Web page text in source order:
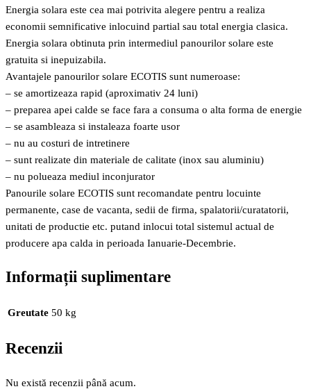
Energia solara este cea mai potrivita alegere pentru a realiza
economii semnificative inlocuind partial sau total energia clasica.
Energia solara obtinuta prin intermediul panourilor solare este
gratuita si inepuizabila.
Avantajele panourilor solare ECOTIS sunt numeroase:
– se amortizeaza rapid (aproximativ 24 luni)
– preparea apei calde se face fara a consuma o alta forma de energie
– se asambleaza si instaleaza foarte usor
– nu au costuri de intretinere
– sunt realizate din materiale de calitate (inox sau aluminiu)
– nu polueaza mediul inconjurator
Panourile solare ECOTIS sunt recomandate pentru locuinte
permanente, case de vacanta, sedii de firma, spalatorii/curatatorii,
unitati de productie etc. putand inlocui total sistemul actual de
producere apa calda in perioada Ianuarie-Decembrie.
Informații suplimentare
Greutate 50 kg
Recenzii
Nu există recenzii până acum.